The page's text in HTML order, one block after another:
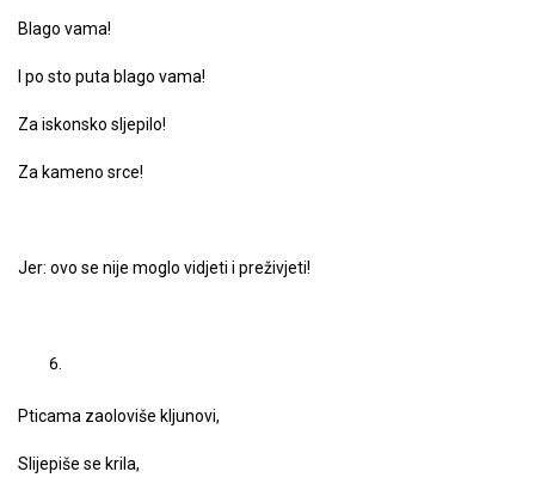
Blago vama!
I po sto puta blago vama!
Za iskonsko sljepilo!
Za kameno srce!
Jer: ovo se nije moglo vidjeti i preživjeti!
Pticama zaoloviše kljunovi,
Slijepiše se krila,